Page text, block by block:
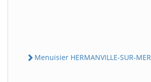
Menuisier HERMANVILLE-SUR-MER